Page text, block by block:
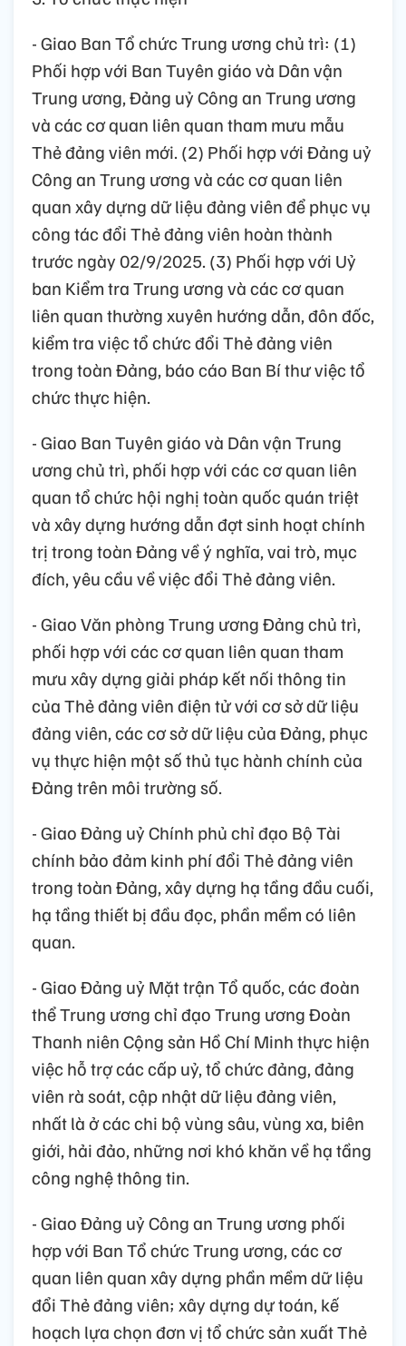
- Giao Ban Tổ chức Trung ương chủ trì: (1)
Phối hợp với Ban Tuyên giáo và Dân vận
Trung ương, Đảng uỷ Công an Trung ương
và các cơ quan liên quan tham mưu mẫu
Thẻ đảng viên mới. (2) Phối hợp với Đảng uỷ
Công an Trung ương và các cơ quan liên
quan xây dựng dữ liệu đảng viên để phục vụ
công tác đổi Thẻ đảng viên hoàn thành
trước ngày 02/9/2025. (3) Phối hợp với Uỷ
ban Kiểm tra Trung ương và các cơ quan
liên quan thường xuyên hướng dẫn, đôn đốc,
kiểm tra việc tổ chức đổi Thẻ đảng viên
trong toàn Đảng, báo cáo Ban Bí thư việc tổ
chức thực hiện.
- Giao Ban Tuyên giáo và Dân vận Trung
ương chủ trì, phối hợp với các cơ quan liên
quan tổ chức hội nghị toàn quốc quán triệt
và xây dựng hướng dẫn đợt sinh hoạt chính
trị trong toàn Đảng về ý nghĩa, vai trò, mục
đích, yêu cầu về việc đổi Thẻ đảng viên.
- Giao Văn phòng Trung ương Đảng chủ trì,
phối hợp với các cơ quan liên quan tham
mưu xây dựng giải pháp kết nối thông tin
của Thẻ đảng viên điện tử với cơ sở dữ liệu
đảng viên, các cơ sở dữ liệu của Đảng, phục
vụ thực hiện một số thủ tục hành chính của
Đảng trên môi trường số.
- Giao Đảng uỷ Chính phủ chỉ đạo Bộ Tài
chính bảo đảm kinh phí đổi Thẻ đảng viên
trong toàn Đảng, xây dựng hạ tầng đầu cuối,
hạ tầng thiết bị đầu đọc, phần mềm có liên
quan.
- Giao Đảng uỷ Mặt trận Tổ quốc, các đoàn
thể Trung ương chỉ đạo Trung ương Đoàn
Thanh niên Cộng sản Hồ Chí Minh thực hiện
việc hỗ trợ các cấp uỷ, tổ chức đảng, đảng
viên rà soát, cập nhật dữ liệu đảng viên,
nhất là ở các chi bộ vùng sâu, vùng xa, biên
giới, hải đảo, những nơi khó khăn về hạ tầng
công nghệ thông tin.
- Giao Đảng uỷ Công an Trung ương phối
hợp với Ban Tổ chức Trung ương, các cơ
quan liên quan xây dựng phần mềm dữ liệu
đổi Thẻ đảng viên; xây dựng dự toán, kế
hoạch lựa chọn đơn vị tổ chức sản xuất Thẻ